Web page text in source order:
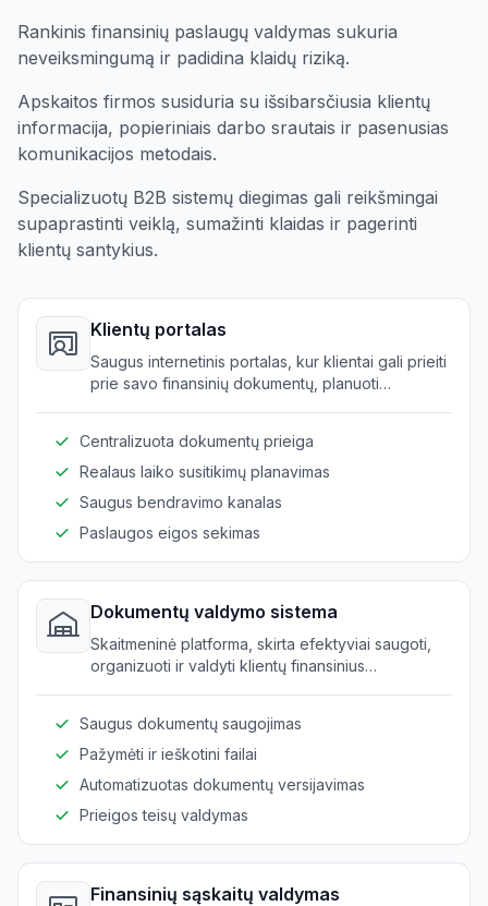
Rankinis finansinių paslaugų valdymas sukuria
neveiksmingumą ir padidina klaidų riziką.
Apskaitos firmos susiduria su išsibarsčiusia klientų
informacija, popieriniais darbo srautais ir pasenusias
komunikacijos metodais.
Specializuotų B2B sistemų diegimas gali reikšmingai
supaprastinti veiklą, sumažinti klaidas ir pagerinti
klientų santykius.
Klientų portalas
Saugus internetinis portalas, kur klientai gali prieiti
prie savo finansinių dokumentų, planuoti
Centralizuota dokumentų prieiga
Realaus laiko susitikimų planavimas
Saugus bendravimo kanalas
Paslaugos eigos sekimas
Dokumentų valdymo sistema
Skaitmeninė platforma, skirta efektyviai saugoti,
organizuoti ir valdyti klientų finansinius
Saugus dokumentų saugojimas
Pažymėti ir ieškotini failai
Automatizuotas dokumentų versijavimas
Prieigos teisų valdymas
Finansinių sąskaitų valdymas